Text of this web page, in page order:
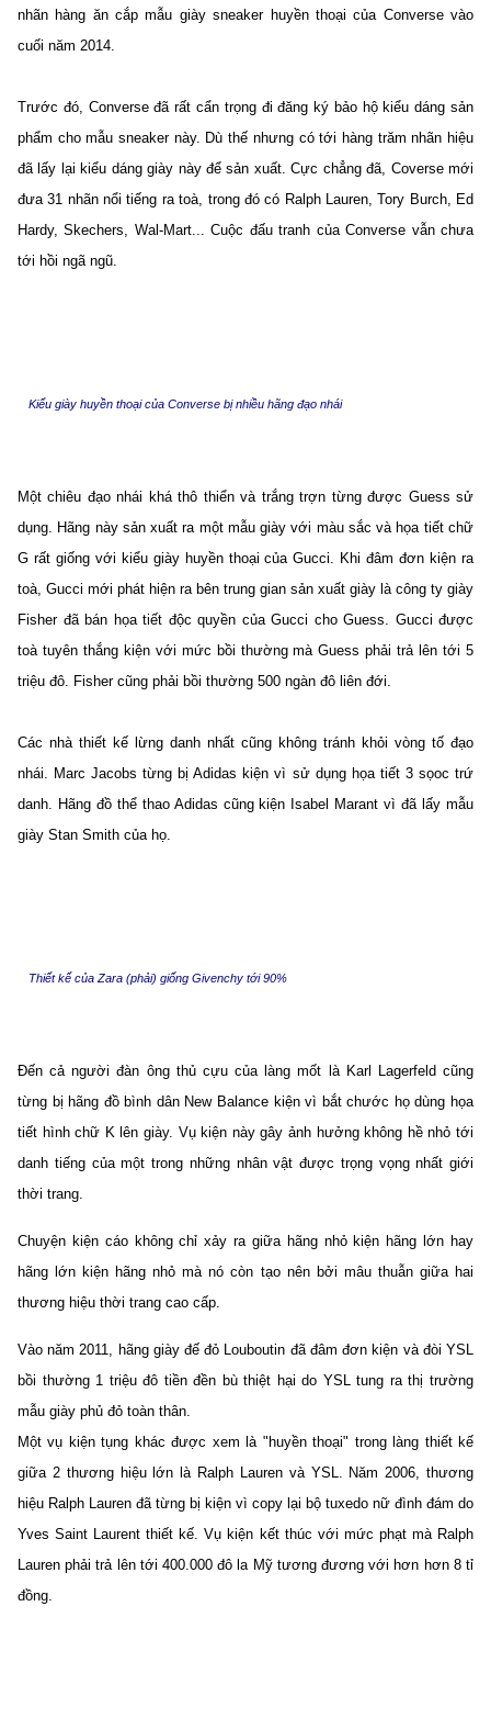
nhãn hàng ăn cắp mẫu giày sneaker huyền thoại của Converse vào
cuối năm 2014.
Trước đó, Converse đã rất cẩn trọng đi đăng ký bảo hộ kiểu dáng sản
phẩm cho mẫu sneaker này. Dù thế nhưng có tới hàng trăm nhãn hiệu
đã lấy lại kiểu dáng giày này để sản xuất. Cực chẳng đã, Coverse mới
đưa 31 nhãn nổi tiếng ra toà, trong đó có Ralph Lauren, Tory Burch, Ed
Hardy, Skechers, Wal-Mart... Cuộc đấu tranh của Converse vẫn chưa
tới hồi ngã ngũ.
Kiểu giày huyền thoại của Converse bị nhiều hãng đạo nhái
Một chiêu đạo nhái khá thô thiển và trắng trợn từng được Guess sử
dụng. Hãng này sản xuất ra một mẫu giày với màu sắc và họa tiết chữ
G rất giống với kiểu giày huyền thoại của Gucci. Khi đâm đơn kiện ra
toà, Gucci mới phát hiện ra bên trung gian sản xuất giày là công ty giày
Fisher đã bán họa tiết độc quyền của Gucci cho Guess. Gucci được
toà tuyên thắng kiện với mức bồi thường mà Guess phải trả lên tới 5
triệu đô. Fisher cũng phải bồi thường 500 ngàn đô liên đới.
Các nhà thiết kế lừng danh nhất cũng không tránh khỏi vòng tố đạo
nhái. Marc Jacobs từng bị Adidas kiện vì sử dụng họa tiết 3 sọoc trứ
danh. Hãng đồ thể thao Adidas cũng kiện Isabel Marant vì đã lấy mẫu
giày Stan Smith của họ.
Thiết kế của Zara (phải) giống Givenchy tới 90%
Đến cả người đàn ông thủ cựu của làng mốt là Karl Lagerfeld cũng
từng bị hãng đồ bình dân New Balance kiện vì bắt chước họ dùng họa
tiết hình chữ K lên giày. Vụ kiện này gây ảnh hưởng không hề nhỏ tới
danh tiếng của một trong những nhân vật được trọng vọng nhất giới
thời trang.
Chuyện kiện cáo không chỉ xảy ra giữa hãng nhỏ kiện hãng lớn hay
hãng lớn kiện hãng nhỏ mà nó còn tạo nên bởi mâu thuẫn giữa hai
thương hiệu thời trang cao cấp.
Vào năm 2011, hãng giày đế đỏ Louboutin đã đâm đơn kiện và đòi YSL
bồi thường 1 triệu đô tiền đền bù thiệt hại do YSL tung ra thị trường
mẫu giày phủ đỏ toàn thân.
Một vụ kiện tụng khác được xem là "huyền thoại" trong làng thiết kế
giữa 2 thương hiệu lớn là Ralph Lauren và YSL. Năm 2006, thương
hiệu Ralph Lauren đã từng bị kiện vì copy lại bộ tuxedo nữ đình đám do
Yves Saint Laurent thiết kế. Vụ kiện kết thúc với mức phạt mà Ralph
Lauren phải trả lên tới 400.000 đô la Mỹ tương đương với hơn hơn 8 tỉ
đồng.